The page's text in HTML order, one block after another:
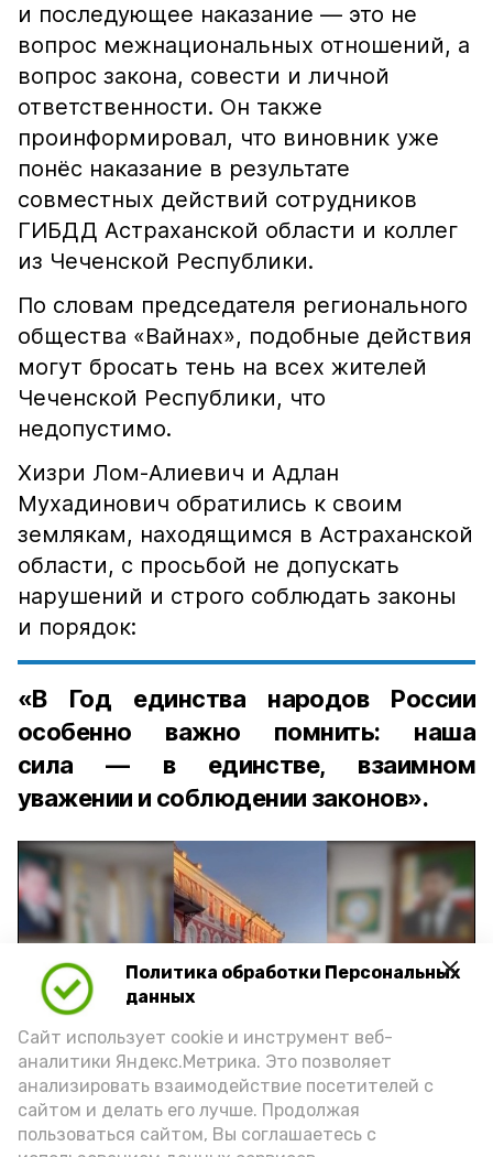
Политика обработки Персональных
данных
Сайт использует cookie и инструмент веб-
аналитики Яндекс.Метрика. Это позволяет
анализировать взаимодействие посетителей с
сайтом и делать его лучше. Продолжая
пользоваться сайтом, Вы соглашаетесь с
и последующее наказание — это не
вопрос межнациональных отношений, а
вопрос закона, совести и личной
ответственности. Он также
проинформировал, что виновник уже
понёс наказание в результате
совместных действий сотрудников
ГИБДД Астраханской области и коллег
из Чеченской Республики.
По словам председателя регионального
общества «Вайнах», подобные действия
могут бросать тень на всех жителей
Чеченской Республики, что
недопустимо.
Хизри Лом-Алиевич и Адлан
Мухадинович обратились к своим
землякам, находящимся в Астраханской
области, с просьбой не допускать
нарушений и строго соблюдать законы
и порядок:
«В Год единства народов России
особенно важно помнить: наша
сила — в единстве, взаимном
уважении и соблюдении законов».
Play
Video
Видео: управление пресс-службы и информации
администрации губернатора АО